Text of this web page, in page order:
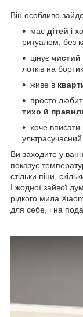
Він особливо
має дітей і
ритуалом, без
цінує чистий
лотків на
живе в
просто
тихо й
хоче вписати
Ви заходите у
показує
стільки піни,
І жодної зайвої
рідкого мила
для себе, і на